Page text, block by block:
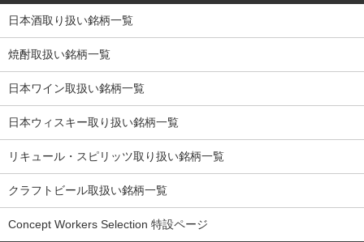
日本酒取り扱い銘柄一覧
焼酎取扱い銘柄一覧
日本ワイン取扱い銘柄一覧
日本ウィスキー取り扱い銘柄一覧
リキュール・スピリッツ取り扱い銘柄一覧
クラフトビール取扱い銘柄一覧
Concept Workers Selection 特設ページ